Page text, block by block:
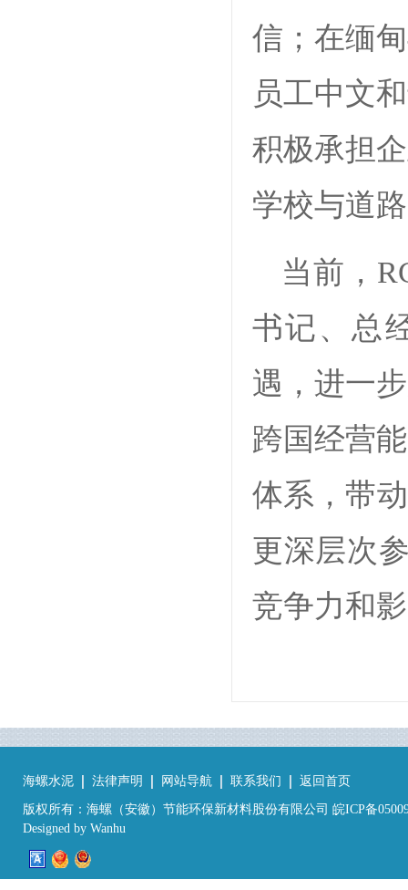
信；在缅
员工中文
积极承担
学校与道
当前，
书记、总
遇，进一
跨国经营
体系，带
更深层次
竞争力和
海螺水泥 法律声明 网站导航 联系我们 返回首页
版权所有：海螺（安徽）节能环保新材料股份有限公司 皖ICP备
Designed by Wanhu